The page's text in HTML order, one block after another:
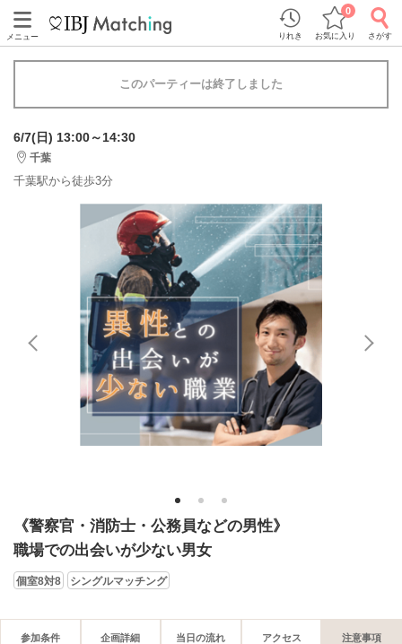
メニュー りれき お気に入り
0
さがす
このパーティーは終了しました
6/7(日) 13:00～14:30
千葉
千葉駅から徒歩3分
1 2 3
《警察官・消防士・公務員などの男性》
職場での出会いが少ない男女
個室8対8 シングルマッチング
参加条件 企画詳細 当日の流れ アクセス 注意事項